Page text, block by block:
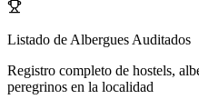
Listado de Albergues Auditados
Registro completo de hostels,
peregrinos en la localidad